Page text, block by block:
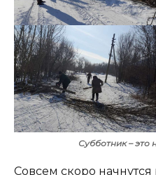
Субботник – это
Совсем скоро